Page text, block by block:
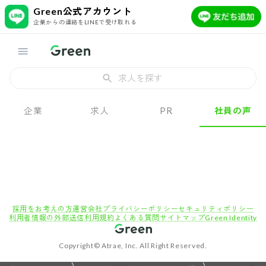
Green公式アカウント
企業からの連絡をLINEで受け取れる
求人を探す
企業 求人 PR 社員の声
採用をお考えの方運営会社 プライバシーポリシーセキュリティポリシー
利用者情報の外部送信利用規約 よくある質問 サイトマップGreen Identity
Copyright© Atrae, Inc. All Right Reserved.